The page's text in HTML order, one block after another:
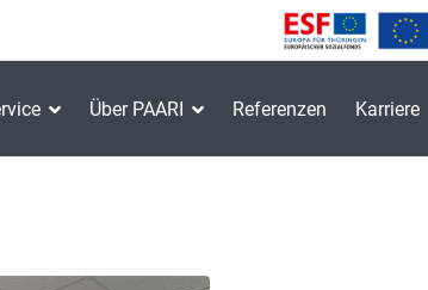
Über PAARI Referenzen Karriere